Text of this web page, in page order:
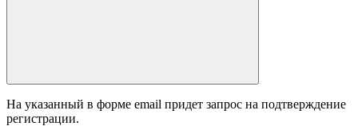
На указанный в форме email придет запрос на подтверждение
регистрации.